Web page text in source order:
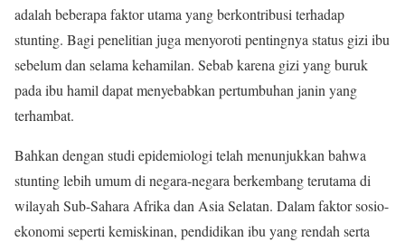
adalah beberapa faktor utama yang berkontribusi terhadap
stunting. Bagi penelitian juga menyoroti pentingnya status gizi ibu
sebelum dan selama kehamilan. Sebab karena gizi yang buruk
pada ibu hamil dapat menyebabkan pertumbuhan janin yang
terhambat.
Bahkan dengan studi epidemiologi telah menunjukkan bahwa
stunting lebih umum di negara-negara berkembang terutama di
wilayah Sub-Sahara Afrika dan Asia Selatan. Dalam faktor sosio-
ekonomi seperti kemiskinan, pendidikan ibu yang rendah serta